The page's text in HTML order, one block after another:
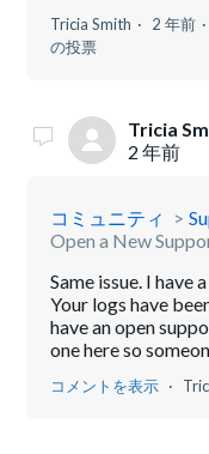
Tricia Smith 2 年前
の投票
Tricia
2 年前
コミュニティ
Open a New
Same issue. I have
Your logs have
have an open
one here so
コメントを表示